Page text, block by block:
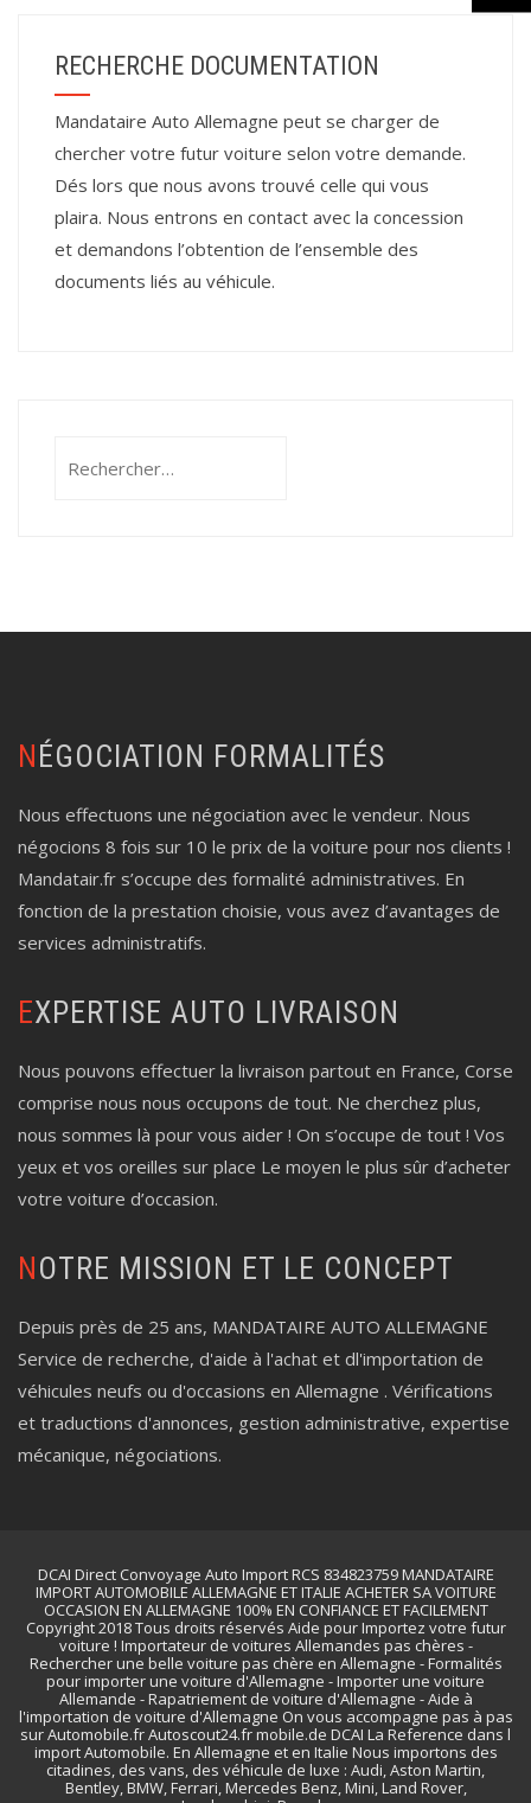
RECHERCHE DOCUMENTATION
Mandataire Auto Allemagne peut se charger de
chercher votre futur voiture selon votre demande.
Dés lors que nous avons trouvé celle qui vous
plaira. Nous entrons en contact avec la concession
et demandons l’obtention de l’ensemble des
documents liés au véhicule.
NÉGOCIATION FORMALITÉS
Nous effectuons une négociation avec le vendeur. Nous
négocions 8 fois sur 10 le prix de la voiture pour nos clients !
Mandatair.fr s’occupe des formalité administratives. En
fonction de la prestation choisie, vous avez d’avantages de
services administratifs.
EXPERTISE AUTO LIVRAISON
Nous pouvons effectuer la livraison partout en France, Corse
comprise nous nous occupons de tout. Ne cherchez plus,
nous sommes là pour vous aider ! On s’occupe de tout ! Vos
yeux et vos oreilles sur place Le moyen le plus sûr d’acheter
votre voiture d’occasion.
NOTRE MISSION ET LE CONCEPT
Depuis près de 25 ans, MANDATAIRE AUTO ALLEMAGNE
Service de recherche, d'aide à l'achat et dl'importation de
véhicules neufs ou d'occasions en Allemagne . Vérifications
et traductions d'annonces, gestion administrative, expertise
mécanique, négociations.
DCAI Direct Convoyage Auto Import RCS 834823759 MANDATAIRE
IMPORT AUTOMOBILE ALLEMAGNE ET ITALIE ACHETER SA VOITURE
OCCASION EN ALLEMAGNE 100% EN CONFIANCE ET FACILEMENT
Copyright 2018 Tous droits réservés Aide pour Importez votre futur
voiture ! Importateur de voitures Allemandes pas chères -
Rechercher une belle voiture pas chère en Allemagne - Formalités
pour importer une voiture d'Allemagne - Importer une voiture
Allemande - Rapatriement de voiture d'Allemagne - Aide à
l'importation de voiture d'Allemagne On vous accompagne pas à pas
sur Automobile.fr Autoscout24.fr mobile.de DCAI La Reference dans l
import Automobile. En Allemagne et en Italie Nous importons des
citadines, des vans, des véhicule de luxe : Audi, Aston Martin,
Bentley, BMW, Ferrari, Mercedes Benz, Mini, Land Rover,